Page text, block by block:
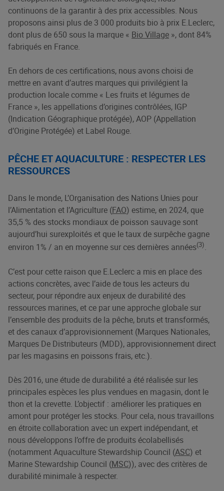
continuons de la garantir à des prix accessibles. Nous
proposons ainsi plus de 3 000 produits bio à prix E.Leclerc,
dont plus de 650 sous la marque « Bio Village », dont 84%
fabriqués en France.
En dehors de ces certifications, nous avons choisi de
mettre en avant d’autres marques qui privilégient la
production locale comme « Les fruits et légumes de
France », les appellations d’origines contrôlées, IGP
(Indication Géographique protégée), AOP (Appellation
d’Origine Protégée) et Label Rouge.
PÊCHE ET AQUACULTURE : RESPECTER LES
RESSOURCES
Dans le monde, L’Organisation des Nations Unies pour
l’Alimentation et l’Agriculture (FAO) estime, en 2024, que
35,5 % des stocks mondiaux de poisson sauvage sont
aujourd’hui surexploités et que le taux de surpêche gagne
environ 1% / an en moyenne sur ces dernières années(3).
C’est pour cette raison que E.Leclerc a mis en place des
actions concrètes, avec l’aide de tous les acteurs du
secteur, pour répondre aux enjeux de durabilité des
ressources marines, et ce par une approche globale sur
l’ensemble des produits de la pêche, bruts et transformés,
et des canaux d’approvisionnement (Marques Nationales,
Marques De Distributeurs (MDD), approvisionnement direct
par les magasins en poissons frais, etc.).
Dès 2016, une étude de durabilité a été réalisée sur les
principales espèces les plus vendues en magasin, dont le
thon et la crevette. L’objectif : améliorer les pratiques en
amont pour protéger les stocks. Pour cela, nous travaillons
en étroite collaboration avec un expert indépendant, et
nous développons l’offre de produits écolabellisés
(notamment Aquaculture Stewardship Council (ASC) et
Marine Stewardship Council (MSC)), avec des critères de
durabilité minimale à respecter.